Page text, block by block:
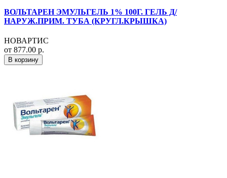
ВОЛЬТАРЕН ЭМУЛЬГЕЛЬ 1% 100Г. ГЕЛЬ Д/
НАРУЖ.ПРИМ. ТУБА (КРУГЛ.КРЫШКА)
НОВАРТИС
от 877.00 р.
В корзину